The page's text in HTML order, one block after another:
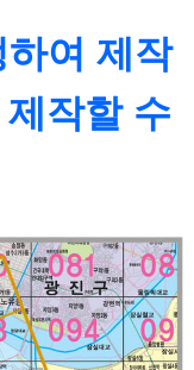
여 제작
작할 수